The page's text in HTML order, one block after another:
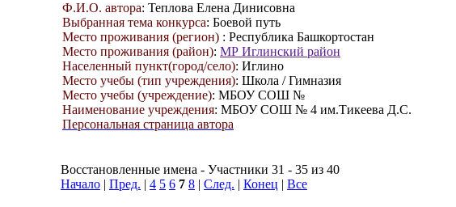
Ф.И.О. автора: Теплова Елена Динисовна
Выбранная тема конкурса: Боевой путь
Место проживания (регион) : Республика Башкортостан
Место проживания (район): МР Иглинский район
Населенный пункт(город/село): Иглино
Место учебы (тип учреждения): Школа / Гимназия
Место учебы (учреждение): МБОУ СОШ №
Наименование учреждения: МБОУ СОШ № 4 им.Тикеева Д.С.
Персональная страница автора
Восстановленные имена - Участники 31 - 35 из 40
Начало | Пред. | 4 5 6 7 8 | След. | Конец | Все